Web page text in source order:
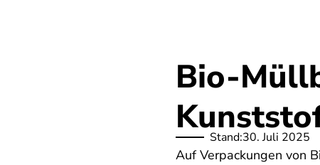
Bio-
Stand:30. Juli 2025
Auf Verpackungen von